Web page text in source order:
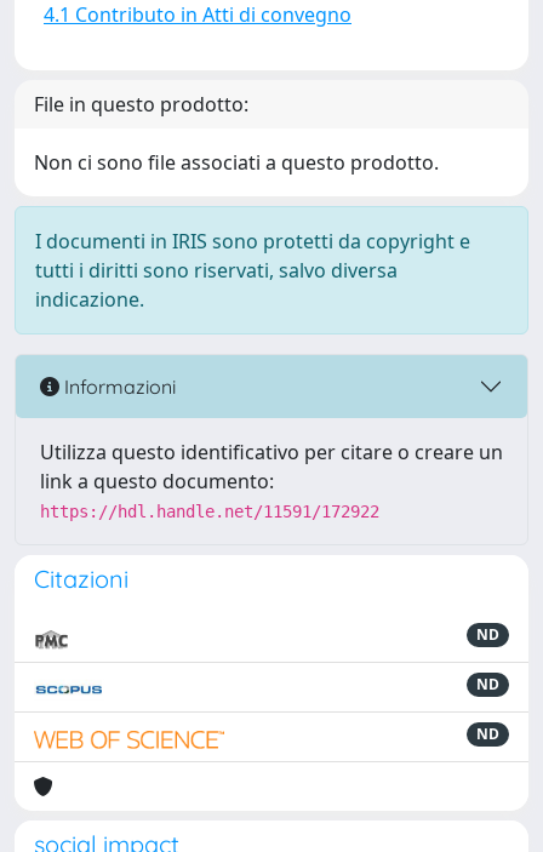
4.1 Contributo in Atti di convegno
File in questo prodotto:
Non ci sono file associati a questo prodotto.
I documenti in IRIS sono protetti da copyright e
tutti i diritti sono riservati, salvo diversa
indicazione.
Informazioni
Utilizza questo identificativo per citare o creare un
link a questo documento:
https://hdl.handle.net/11591/172922
Citazioni
ND
ND
ND
social impact